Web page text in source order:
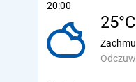
20:00
25°C